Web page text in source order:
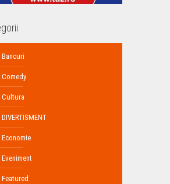
Bancuri
Comedy
Cultura
DIVERTISMENT
Economie
Eveniment
Featured